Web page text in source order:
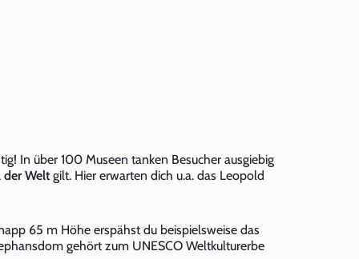
In über 100 Museen tanken Besucher ausgiebig
der Weltgilt. Hier erwarten dich u.a. das Leopold
65 m Höhe erspähst du beispielsweise das
gehört zum UNESCO Weltkulturerbe